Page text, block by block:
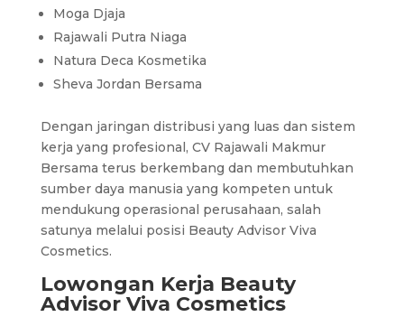
Moga Djaja
Rajawali Putra Niaga
Natura Deca Kosmetika
Sheva Jordan Bersama
Dengan jaringan distribusi yang luas dan sistem
kerja yang profesional, CV Rajawali Makmur
Bersama terus berkembang dan membutuhkan
sumber daya manusia yang kompeten untuk
mendukung operasional perusahaan, salah
satunya melalui posisi Beauty Advisor Viva
Cosmetics.
Lowongan Kerja Beauty
Advisor Viva Cosmetics